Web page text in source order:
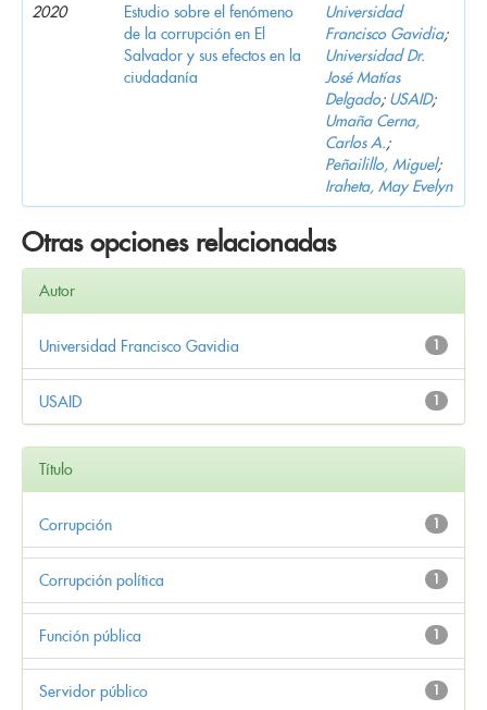
2020
Estudio sobre el fenómeno
de la corrupción en El
Salvador y sus efectos en la
ciudadanía
Universidad
Francisco Gavidia;
Universidad Dr.
José Matías
Delgado; USAID;
Umaña Cerna,
Carlos A.;
Peñailillo, Miguel;
Iraheta, May Evelyn
Otras opciones relacionadas
Autor
1
Universidad Francisco Gavidia
1
USAID
Título
1
Corrupción
1
Corrupción política
1
Función pública
1
Servidor público